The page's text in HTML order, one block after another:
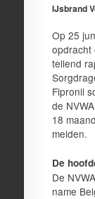
IJsbrand
Op 25
opdracht
tellend
Fipronil
de
18
melden.
De
De
name